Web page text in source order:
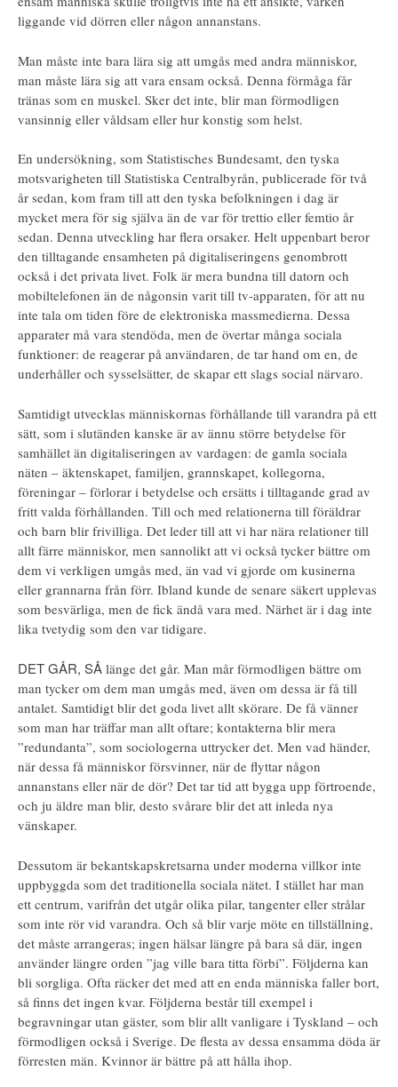
liggande vid dörren eller någon annanstans.
Man måste inte bara lära sig att umgås med andra människor,
man måste lära sig att vara ensam också. Denna förmåga får
tränas som en muskel. Sker det inte, blir man förmodligen
vansinnig eller våldsam eller hur konstig som helst.
En undersökning, som Statistisches Bundesamt, den tyska
motsvarigheten till Statistiska Centralbyrån, publicerade för två
år sedan, kom fram till att den tyska befolkningen i dag är
mycket mera för sig själva än de var för trettio eller femtio år
sedan. Denna utveckling har flera orsaker. Helt uppenbart beror
den tilltagande ensamheten på digitaliseringens genombrott
också i det privata livet. Folk är mera bundna till datorn och
mobiltelefonen än de någonsin varit till tv-apparaten, för att nu
inte tala om tiden före de elektroniska massmedierna. Dessa
apparater må vara stendöda, men de övertar många sociala
funktioner: de reagerar på användaren, de tar hand om en, de
underhåller och sysselsätter, de skapar ett slags social närvaro.
Samtidigt utvecklas människornas förhållande till varandra på ett
sätt, som i slutänden kanske är av ännu större betydelse för
samhället än digitaliseringen av vardagen: de gamla sociala
näten – äktenskapet, familjen, grannskapet, kollegorna,
föreningar – förlorar i betydelse och ersätts i tilltagande grad av
fritt valda förhållanden. Till och med relationerna till föräldrar
och barn blir frivilliga. Det leder till att vi har nära relationer till
allt färre människor, men sannolikt att vi också tycker bättre om
dem vi verkligen umgås med, än vad vi gjorde om kusinerna
eller grannarna från förr. Ibland kunde de senare säkert upplevas
som besvärliga, men de fick ändå vara med. Närhet är i dag inte
lika tvetydig som den var tidigare.
DET GÅR, SÅ länge det går. Man mår förmodligen bättre om
man tycker om dem man umgås med, även om dessa är få till
antalet. Samtidigt blir det goda livet allt skörare. De få vänner
som man har träffar man allt oftare; kontakterna blir mera
”redundanta”, som sociologerna uttrycker det. Men vad händer,
när dessa få människor försvinner, när de flyttar någon
annanstans eller när de dör? Det tar tid att bygga upp förtroende,
och ju äldre man blir, desto svårare blir det att inleda nya
vänskaper.
Dessutom är bekantskapskretsarna under moderna villkor inte
uppbyggda som det traditionella sociala nätet. I stället har man
ett centrum, varifrån det utgår olika pilar, tangenter eller strålar
som inte rör vid varandra. Och så blir varje möte en tillställning,
det måste arrangeras; ingen hälsar längre på bara så där, ingen
använder längre orden ”jag ville bara titta förbi”. Följderna kan
bli sorgliga. Ofta räcker det med att en enda människa faller bort,
så finns det ingen kvar. Följderna består till exempel i
begravningar utan gäster, som blir allt vanligare i Tyskland – och
förmodligen också i Sverige. De flesta av dessa ensamma döda är
förresten män. Kvinnor är bättre på att hålla ihop.